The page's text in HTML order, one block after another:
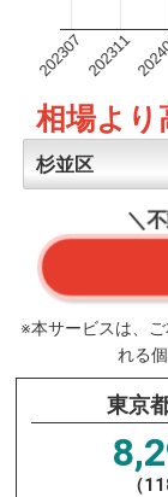
202307202311
相場より
＼
※本サービスは、
れる
東京
（